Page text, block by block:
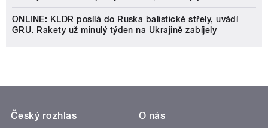
ONLINE: KLDR posílá do Ruska balistické střely, uvádí
GRU. Rakety už minulý týden na Ukrajině zabíjely
Český rozhlas
O nás